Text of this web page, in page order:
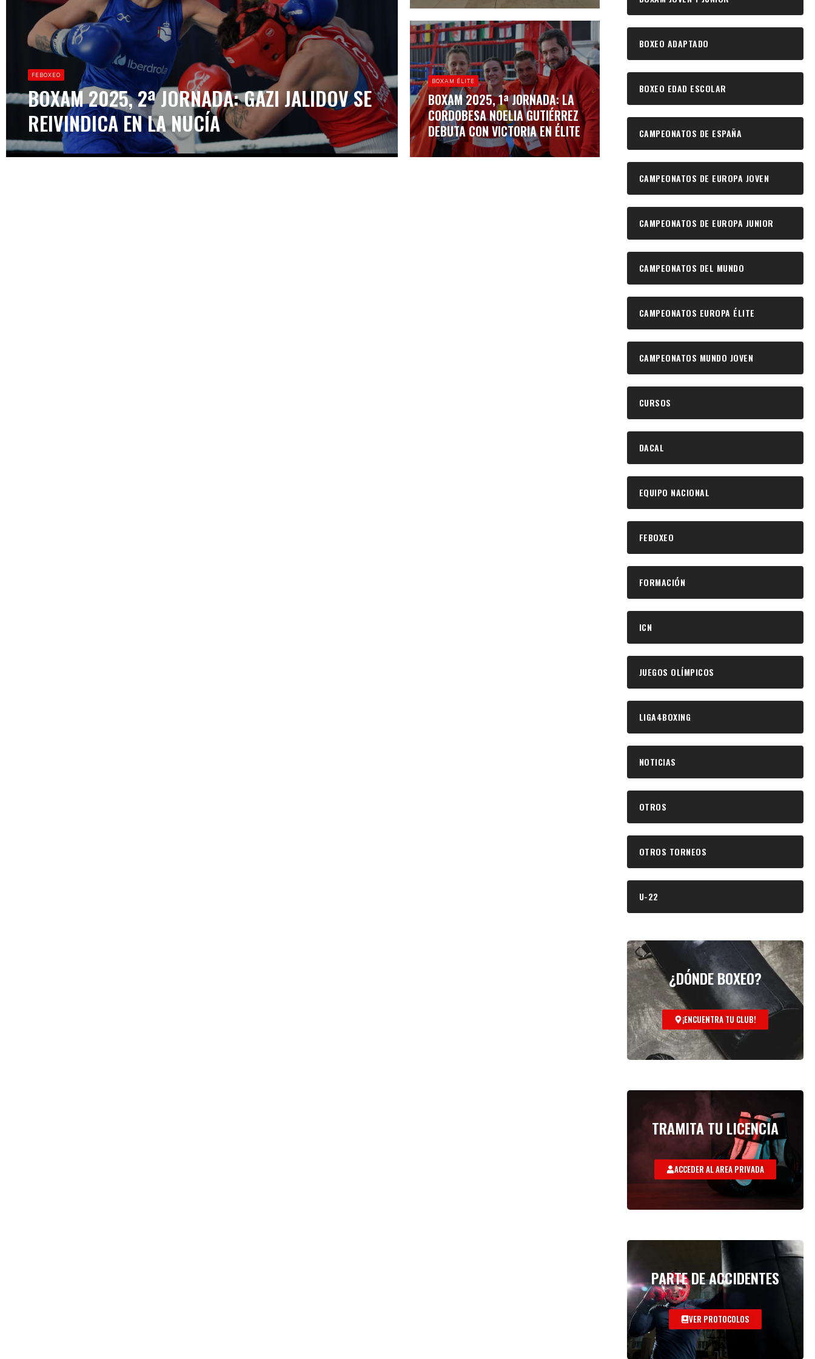
FEBOXEO
BOXAM 2025, 2ª JORNADA: GAZI JALIDOV SE
REIVINDICA EN LA NUCÍA
BOXAM ÉLITE
BOXAM 2025, 1ª JORNADA: LA
CORDOBESA NOELIA GUTIÉRREZ
DEBUTA CON VICTORIA EN ÉLITE
BOXEO ADAPTADO
BOXEO EDAD ESCOLAR
CAMPEONATOS DE ESPAÑA
CAMPEONATOS DE EUROPA JOVEN
CAMPEONATOS DE EUROPA JUNIOR
CAMPEONATOS DEL MUNDO
CAMPEONATOS EUROPA ÉLITE
CAMPEONATOS MUNDO JOVEN
CURSOS
DACAL
EQUIPO NACIONAL
FEBOXEO
FORMACIÓN
ICN
JUEGOS OLÍMPICOS
LIGA4BOXING
NOTICIAS
OTROS
OTROS TORNEOS
U-22
¿DÓNDE BOXEO?
¡ENCUENTRA TU CLUB!
TRAMITA TU LICENCIA
ACCEDER AL AREA PRIVADA
PARTE DE ACCIDENTES
VER PROTOCOLOS